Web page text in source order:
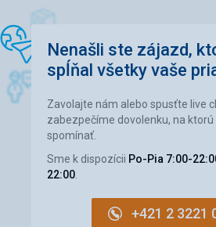
Nenašli ste zájazd,
spĺňal všetky vaše
Zavolajte nám alebo spusťte live
zabezpečíme dovolenku, na
spomínať.
Sme k dispozícii Po-Pia 7:00-
22:00
+421 2 3221